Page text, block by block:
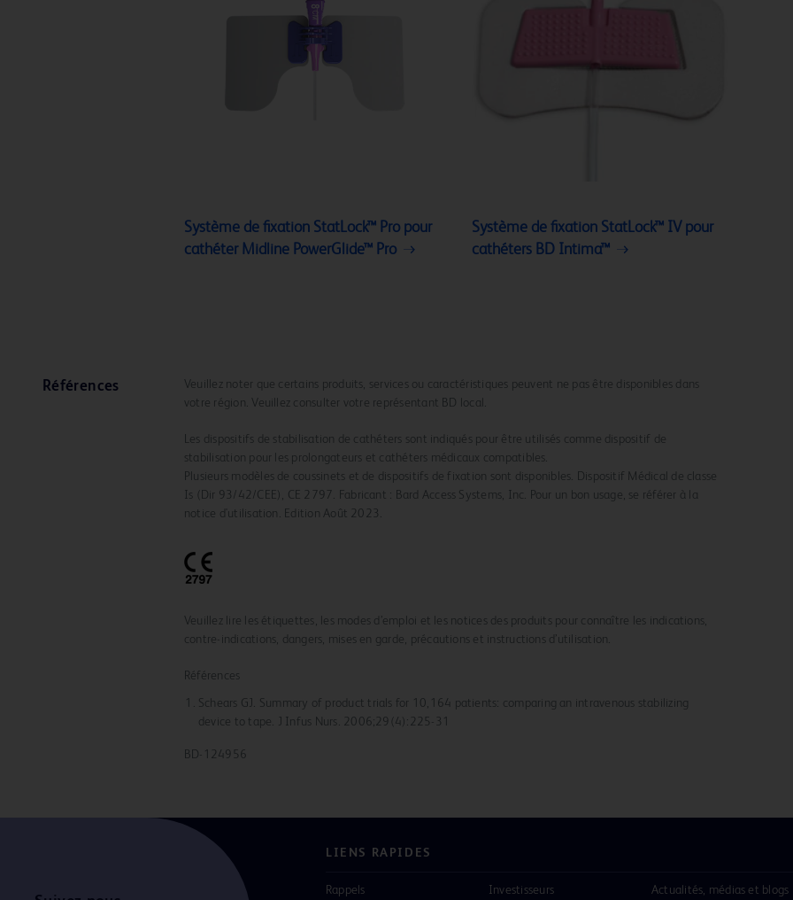
Système de fixation StatLock™ Pro pour
cathéter Midline PowerGlide™ Pro
Système de fixation StatLock™ IV pour
cathéters BD Intima™
Références
Veuillez noter que certains produits, services ou caractéristiques peuvent ne pas être disponibles dans
votre région. Veuillez consulter votre représentant BD local.
Les dispositifs de stabilisation de cathéters sont indiqués pour être utilisés comme dispositif de
stabilisation pour les prolongateurs et cathéters médicaux compatibles.
Plusieurs modèles de coussinets et de dispositifs de fixation sont disponibles. Dispositif Médical de classe
Is (Dir 93/42/CEE), CE 2797. Fabricant : Bard Access Systems, Inc. Pour un bon usage, se référer à la
notice d'utilisation. Edition Août 2023.
Veuillez lire les étiquettes, les modes d’emploi et les notices des produits pour connaître les indications,
contre-indications, dangers, mises en garde, précautions et instructions d’utilisation.
Références
Schears GJ. Summary of product trials for 10,164 patients: comparing an intravenous stabilizing
device to tape. J Infus Nurs. 2006;29(4):225-31
BD-124956
LIENS RAPIDES
Rappels Investisseurs Actualités, médias et blogs